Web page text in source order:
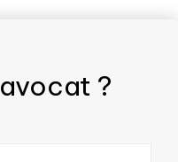
avocat ?